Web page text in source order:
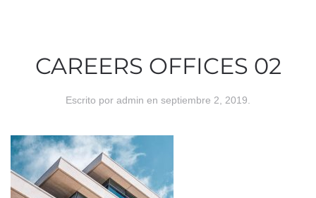
CAREERS OFFICES 02
Escrito por admin en septiembre 2, 2019